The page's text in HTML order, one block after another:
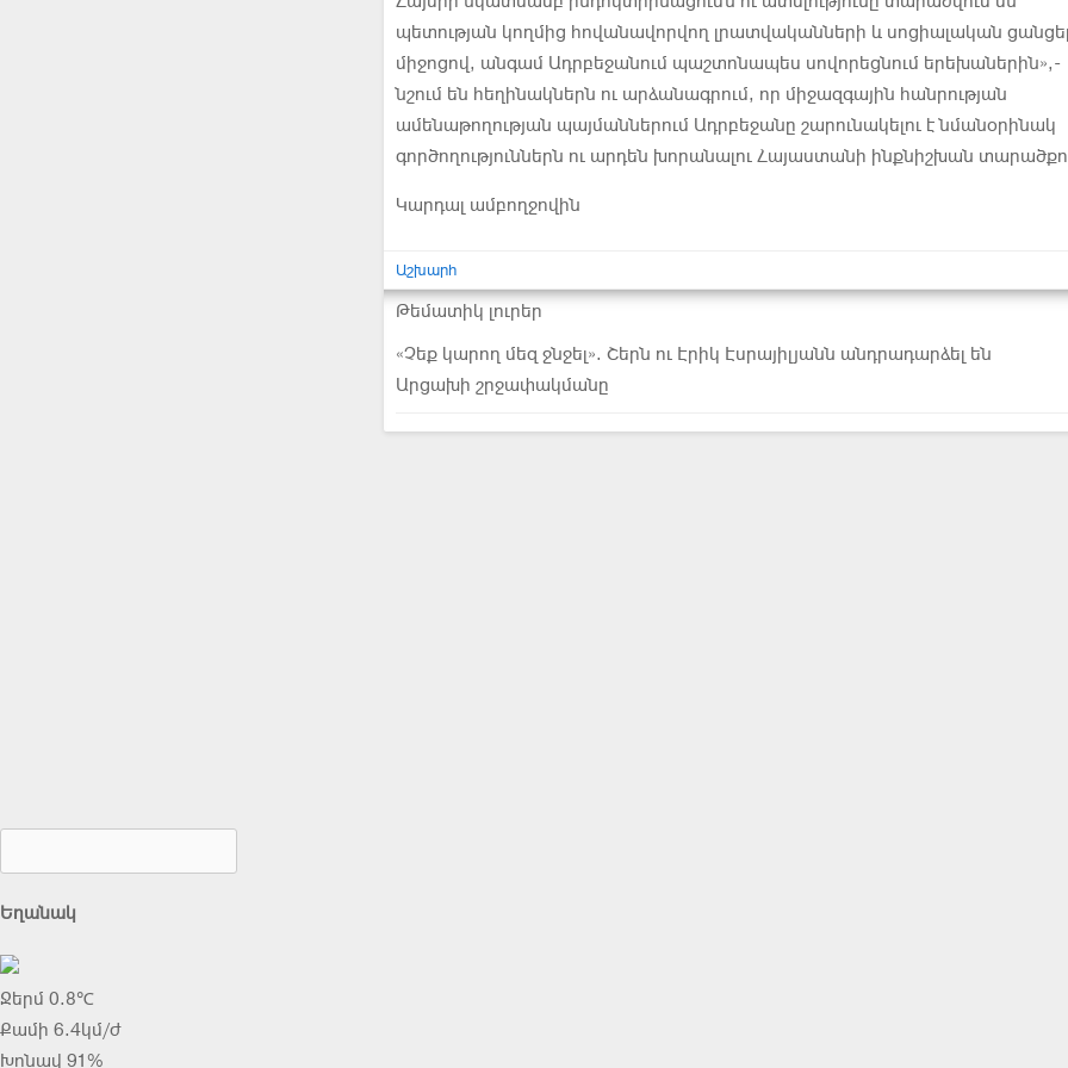
պետության կողմից հովանավորվող լրատվականների և սոցիալական
միջոցով, անգամ Ադրբեջանում պաշտոնապես սովորեցնում երեխաներին»,-
նշում են հեղինակներն ու արձանագրում, որ միջազգային հանրության
ամենաթողության պայմաններում Ադրբեջանը շարունակելու է նմանօրինակ
գործողություններն ու արդեն խորանալու Հայաստանի ինքնիշխան
Կարդալ ամբողջովին
Աշխարհ
Թեմատիկ լուրեր
«Չեք կարող մեզ ջնջել». Շերն ու Էրիկ Էսրայիլյանն անդրադարձել են
Արցախի շրջափակմանը
Եղանակ
Ջերմ 0.8℃
Քամի 6.4կմ/ժ
Խոնավ 91%